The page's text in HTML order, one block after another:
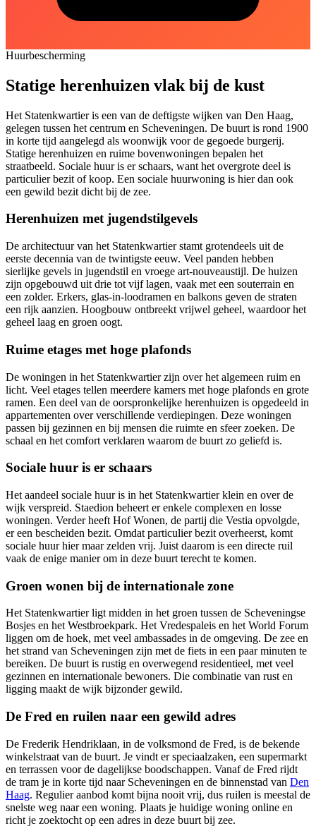
Huurbescherming
Statige herenhuizen vlak bij de kust
Het Statenkwartier is een van de deftigste wijken van Den Haag,
gelegen tussen het centrum en Scheveningen. De buurt is rond 1900
in korte tijd aangelegd als woonwijk voor de gegoede burgerij.
Statige herenhuizen en ruime bovenwoningen bepalen het
straatbeeld. Sociale huur is er schaars, want het overgrote deel is
particulier bezit of koop. Een sociale huurwoning is hier dan ook
een gewild bezit dicht bij de zee.
Herenhuizen met jugendstilgevels
De architectuur van het Statenkwartier stamt grotendeels uit de
eerste decennia van de twintigste eeuw. Veel panden hebben
sierlijke gevels in jugendstil en vroege art-nouveaustijl. De huizen
zijn opgebouwd uit drie tot vijf lagen, vaak met een souterrain en
een zolder. Erkers, glas-in-loodramen en balkons geven de straten
een rijk aanzien. Hoogbouw ontbreekt vrijwel geheel, waardoor het
geheel laag en groen oogt.
Ruime etages met hoge plafonds
De woningen in het Statenkwartier zijn over het algemeen ruim en
licht. Veel etages tellen meerdere kamers met hoge plafonds en grote
ramen. Een deel van de oorspronkelijke herenhuizen is opgedeeld in
appartementen over verschillende verdiepingen. Deze woningen
passen bij gezinnen en bij mensen die ruimte en sfeer zoeken. De
schaal en het comfort verklaren waarom de buurt zo geliefd is.
Sociale huur is er schaars
Het aandeel sociale huur is in het Statenkwartier klein en over de
wijk verspreid. Staedion beheert er enkele complexen en losse
woningen. Verder heeft Hof Wonen, de partij die Vestia opvolgde,
er een bescheiden bezit. Omdat particulier bezit overheerst, komt
sociale huur hier maar zelden vrij. Juist daarom is een directe ruil
vaak de enige manier om in deze buurt terecht te komen.
Groen wonen bij de internationale zone
Het Statenkwartier ligt midden in het groen tussen de Scheveningse
Bosjes en het Westbroekpark. Het Vredespaleis en het World Forum
liggen om de hoek, met veel ambassades in de omgeving. De zee en
het strand van Scheveningen zijn met de fiets in een paar minuten te
bereiken. De buurt is rustig en overwegend residentieel, met veel
gezinnen en internationale bewoners. Die combinatie van rust en
ligging maakt de wijk bijzonder gewild.
De Fred en ruilen naar een gewild adres
De Frederik Hendriklaan, in de volksmond de Fred, is de bekende
winkelstraat van de buurt. Je vindt er speciaalzaken, een supermarkt
en terrassen voor de dagelijkse boodschappen. Vanaf de Fred rijdt
de tram je in korte tijd naar Scheveningen en de binnenstad van Den
Haag. Regulier aanbod komt bijna nooit vrij, dus ruilen is meestal de
snelste weg naar een woning. Plaats je huidige woning online en
richt je zoektocht op een adres in deze buurt bij zee.